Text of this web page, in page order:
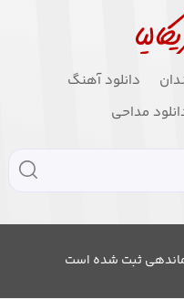
دانلود آهنگ
مداحی
ثبت شده است